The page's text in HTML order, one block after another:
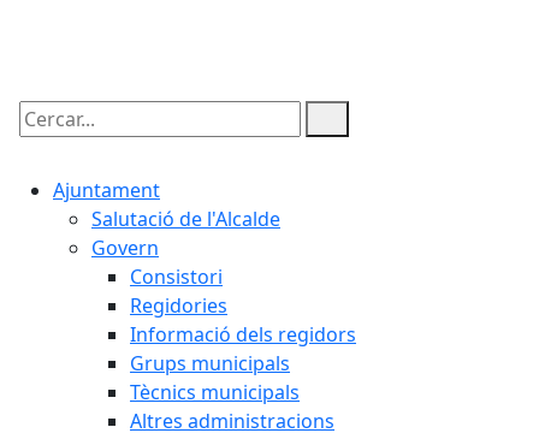
Cercar:
Ajuntament
Salutació de l'Alcalde
Govern
Consistori
Regidories
Informació dels regidors
Grups municipals
Tècnics municipals
Altres administracions